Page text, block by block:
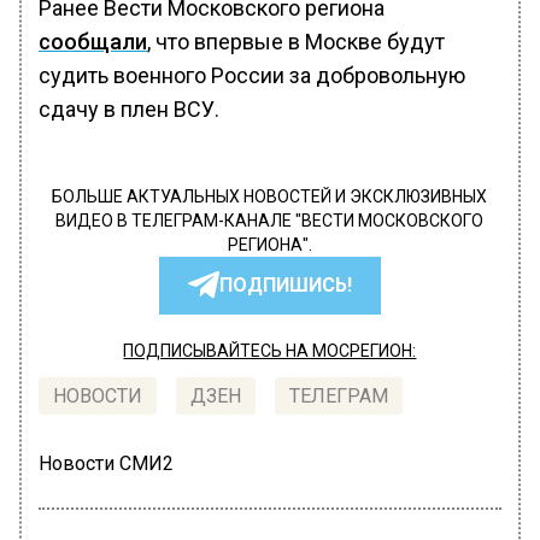
Ранее Вести Московского региона
сообщали, что впервые в Москве будут
судить военного России за добровольную
сдачу в плен ВСУ.
БОЛЬШЕ АКТУАЛЬНЫХ НОВОСТЕЙ И ЭКСКЛЮЗИВНЫХ
ВИДЕО В ТЕЛЕГРАМ-КАНАЛЕ "ВЕСТИ МОСКОВСКОГО
РЕГИОНА".
ПОДПИШИСЬ!
ПОДПИСЫВАЙТЕСЬ НА МОСРЕГИОН:
НОВОСТИ ДЗЕН ТЕЛЕГРАМ
Новости СМИ2